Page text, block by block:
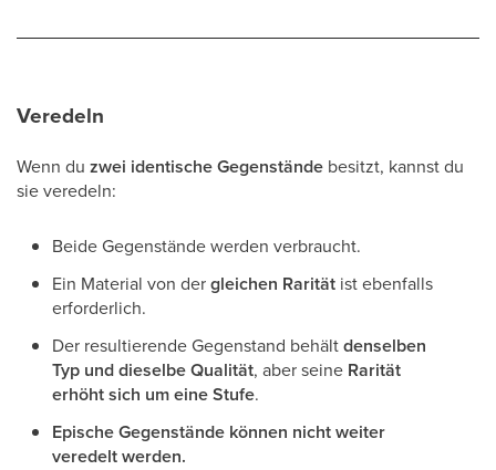
Veredeln
Wenn du zwei identische Gegenstände besitzt, kannst du
sie veredeln:
Beide Gegenstände werden verbraucht.
Ein Material von dergleichen Rarität ist ebenfalls
erforderlich.
Der resultierende Gegenstand behältdenselben
Typ und dieselbe Qualität, aber seine Rarität
erhöht sich um eine Stufe.
Epische Gegenstände können nicht weiter
veredelt werden.